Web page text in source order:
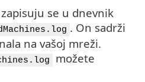
se u dnevnik
. On sadrži
na vašoj mreži.
možete